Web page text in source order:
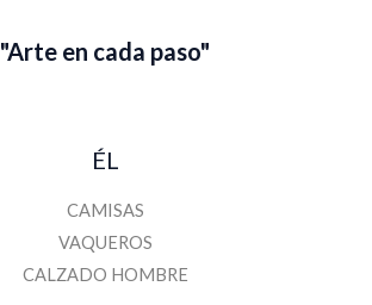
"Arte en cada paso"
ÉL
CAMISAS
VAQUEROS
CALZADO HOMBRE